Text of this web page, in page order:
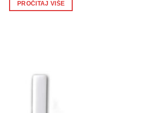
PROČITAJ VIŠE